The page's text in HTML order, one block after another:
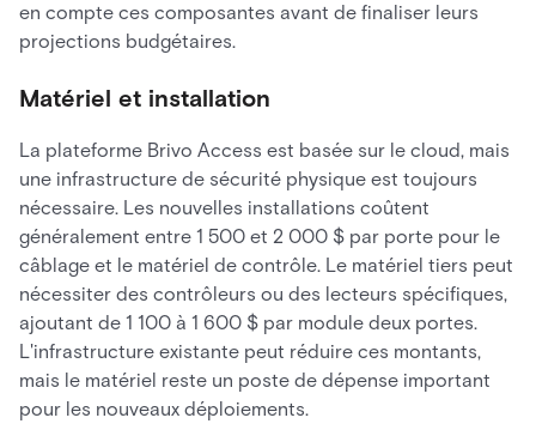
en compte ces composantes avant de finaliser leurs
projections budgétaires.
Matériel et installation
La plateforme Brivo Access est basée sur le cloud, mais
une infrastructure de sécurité physique est toujours
nécessaire. Les nouvelles installations coûtent
généralement entre 1 500 et 2 000 $ par porte pour le
câblage et le matériel de contrôle. Le matériel tiers peut
nécessiter des contrôleurs ou des lecteurs spécifiques,
ajoutant de 1 100 à 1 600 $ par module deux portes.
L'infrastructure existante peut réduire ces montants,
mais le matériel reste un poste de dépense important
pour les nouveaux déploiements.